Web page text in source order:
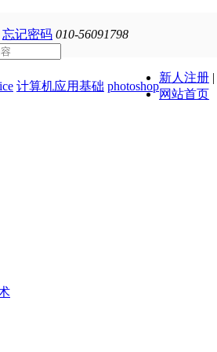
忘记密码 010-56091798
计算机应用基础 photoshop
新人注册 |
网站首页